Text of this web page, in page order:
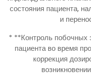
состояния пациента,
и
* **Контроль побочных
пациента во время
коррекция